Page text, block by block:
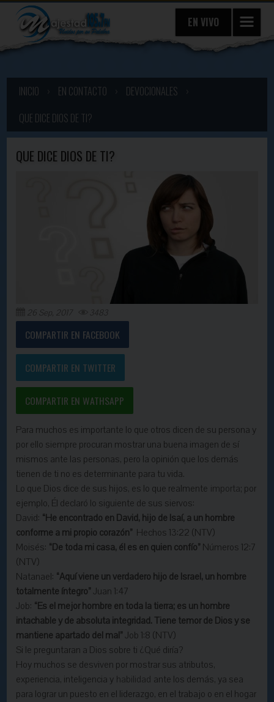
EN VIVO
INICIO EN CONTACTO DEVOCIONALES
QUE DICE DIOS DE TI?
QUE DICE DIOS DE TI?
26 Sep, 2017 3483
COMPARTIR EN FACEBOOK
COMPARTIR EN TWITTER
COMPARTIR EN WATHSAPP
Para muchos es importante lo que otros dicen de su persona y
por ello siempre procuran mostrar una buena imagen de sí
mismos ante las personas, pero la opinión que los demás
tienen de ti no es determinante para tu vida.
Lo que Dios dice de sus hijos, es lo que realmente importa; por
ejemplo, Él declaró lo siguiente de sus siervos:
David: “He encontrado en David, hijo de Isaí, a un hombre
conforme a mi propio corazón” Hechos 13:22 (NTV)
Moisés: “De toda mi casa, él es en quien confío” Números 12:7
(NTV)
Natanael: “Aquí viene un verdadero hijo de Israel, un hombre
totalmente íntegro” Juan 1:47
Job: “Es el mejor hombre en toda la tierra; es un hombre
intachable y de absoluta integridad. Tiene temor de Dios y se
mantiene apartado del mal” Job 1:8 (NTV)
Si le preguntaran a Dios sobre ti ¿Qué diría?
Hoy muchos se desviven por mostrar sus atributos,
experiencia, inteligencia y habilidad ante los demás, ya sea
para lograr un puesto en el liderazgo, en el trabajo o en el hogar